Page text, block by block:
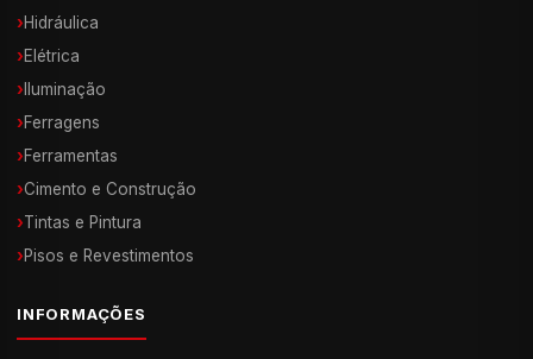
›Hidráulica
›Elétrica
› Iluminação
›Ferragens
›Ferramentas
›Cimento e Construção
›Tintas e Pintura
›Pisos e Revestimentos
INFORMAÇÕES